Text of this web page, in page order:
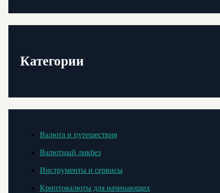
Категории
Валюта и путешествия
Валютный ликбез
Инструменты и сервисы
Криптовалюты для начинающих